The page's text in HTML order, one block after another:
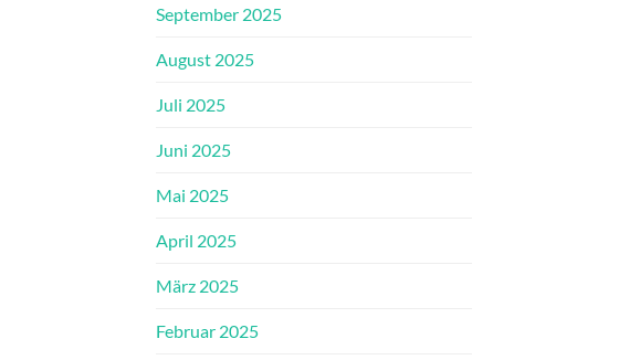
September 2025
August 2025
Juli 2025
Juni 2025
Mai 2025
April 2025
März 2025
Februar 2025